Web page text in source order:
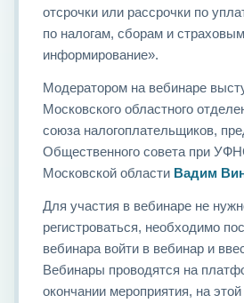
отсрочки или рассрочки по
по налогам, сборам и
информирование».
Модератором на вебинаре
Московского областного
союза налогоплательщиков,
Общественного совета при
Московской области Вадим
Для участия в вебинаре не
регистроваться, необходимо
вебинара войти в вебинар и
Вебинары проводятся на
окончании мероприятия, на